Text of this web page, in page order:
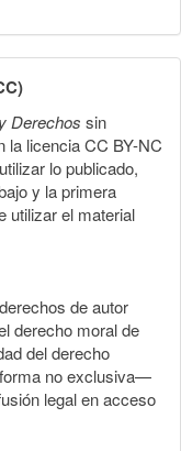
Derechos sin
la licencia CC BY-NC
lo publicado,
y la primera
utilizar el material
de autor
derecho moral de
del derecho
no exclusiva—
legal en acceso